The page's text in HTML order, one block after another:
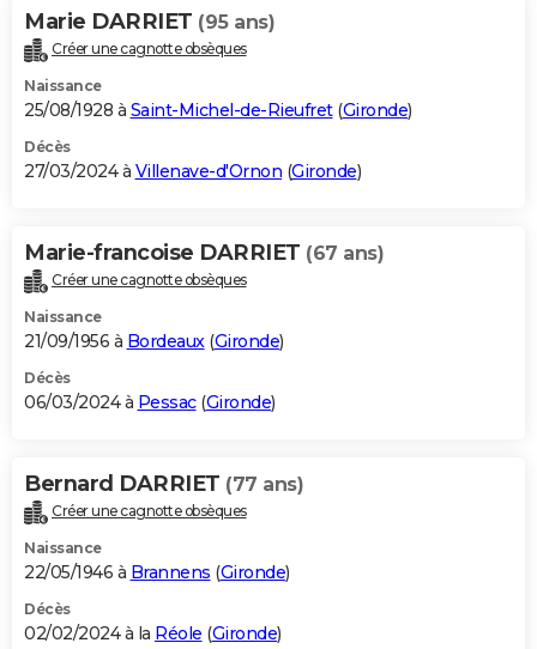
Marie DARRIET (95 ans)
Créer une cagnotte obsèques
Naissance
25/08/1928 à Saint-Michel-de-Rieufret(Gironde)
Décès
27/03/2024 à Villenave-d'Ornon (Gironde)
Marie-francoise DARRIET (67 ans)
Créer une cagnotte obsèques
Naissance
21/09/1956 à Bordeaux(Gironde)
Décès
06/03/2024 à Pessac(Gironde)
Bernard DARRIET (77 ans)
Créer une cagnotte obsèques
Naissance
22/05/1946 à Brannens (Gironde)
Décès
02/02/2024 à la Réole (Gironde)